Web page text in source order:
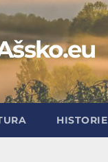
HISTORIE